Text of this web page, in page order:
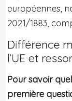
européennes,
2021/1883,
Différence
l’UE et
Pour savoir
première